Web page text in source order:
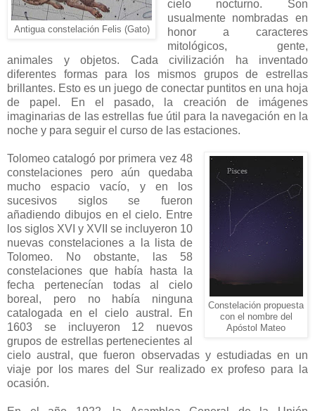
Antigua constelación Felis (Gato)
cielo nocturno. Son
usualmente nombradas en
honor a caracteres
mitológicos, gente,
animales y objetos. Cada civilización ha inventado
diferentes formas para los mismos grupos de estrellas
brillantes. Esto es un juego de conectar puntitos en una hoja
de papel. En el pasado, la creación de imágenes
imaginarias de las estrellas fue útil para la navegación en la
noche y para seguir el curso de las estaciones.
Constelación propuesta
con el nombre del
Apóstol Mateo
Tolomeo catalogó por primera vez 48
constelaciones pero aún quedaba
mucho espacio vacío, y en los
sucesivos siglos se fueron
añadiendo dibujos en el cielo. Entre
los siglos XVI y XVII se incluyeron 10
nuevas constelaciones a la lista de
Tolomeo. No obstante, las 58
constelaciones que había hasta la
fecha pertenecían todas al cielo
boreal, pero no había ninguna
catalogada en el cielo austral. En
1603 se incluyeron 12 nuevos
grupos de estrellas pertenecientes al
cielo austral, que fueron observadas y estudiadas en un
viaje por los mares del Sur realizado ex profeso para la
ocasión.